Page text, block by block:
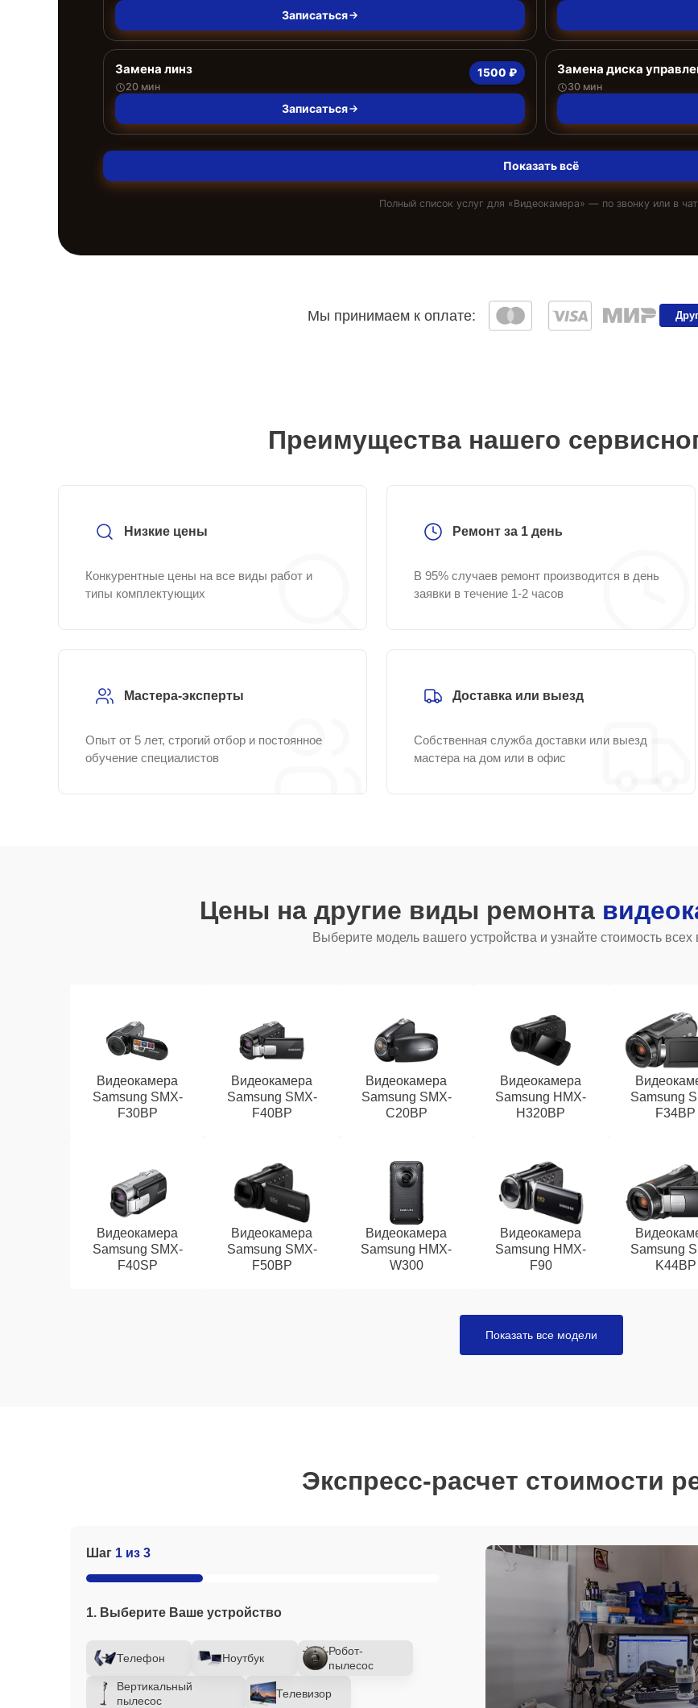
Записаться
Замена линз
20 мин
1500 ₽
Записаться
Замена диска
30 мин
Показать всё
Полный список услуг для «Видеокамера» — по звонку или в
Мы принимаем к оплате:
Преимущества нашего
Низкие цены
Конкурентные цены на все виды работ и
типы комплектующих
Ремонт за 1 день
В 95% случаев ремонт производится в день
заявки в течение 1-2 часов
Мастера-эксперты
Опыт от 5 лет, строгий отбор и постоянное
обучение специалистов
Доставка или выезд
Собственная служба доставки или выезд
мастера на дом или в офис
Цены на другие виды ремонта
Выберите модель вашего устройства и узнайте стоимость всех
Видеокамера
Samsung SMX-
F30BP
Видеокамера
Samsung SMX-
F40BP
Видеокамера
Samsung SMX-
C20BP
Видеокамера
Samsung HMX-
H320BP
Samsung
F34BP
Видеокамера
Samsung SMX-
F40SP
Видеокамера
Samsung SMX-
F50BP
Видеокамера
Samsung HMX-
W300
Видеокамера
Samsung HMX-
F90
Samsung
K44BP
Показать все модели
Экспресс-расчет стоимости
Шаг 1 из 3
1. Выберите Ваше устройство
Телефон Ноутбук
Робот-
пылесос
Вертикальный
пылесос
Телевизор